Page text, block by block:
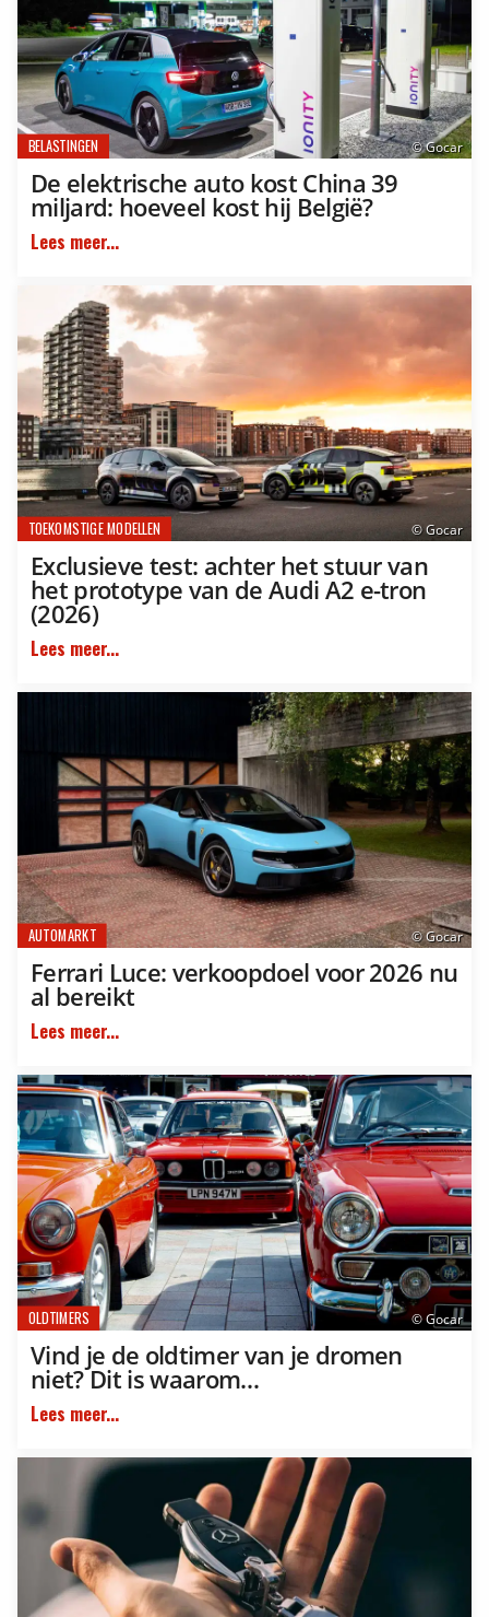
© Gocar
BELASTINGEN
De elektrische auto kost China 39
miljard: hoeveel kost hij België?
Lees meer...
© Gocar
TOEKOMSTIGE MODELLEN
Exclusieve test: achter het stuur van
het prototype van de Audi A2 e-tron
(2026)
Lees meer...
© Gocar
AUTOMARKT
Ferrari Luce: verkoopdoel voor 2026 nu
al bereikt
Lees meer...
© Gocar
OLDTIMERS
Vind je de oldtimer van je dromen
niet? Dit is waarom…
Lees meer...